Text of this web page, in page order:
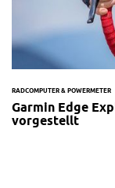
RADCOMPUTER & POWERMETER
Garmin Edge
vorgestellt